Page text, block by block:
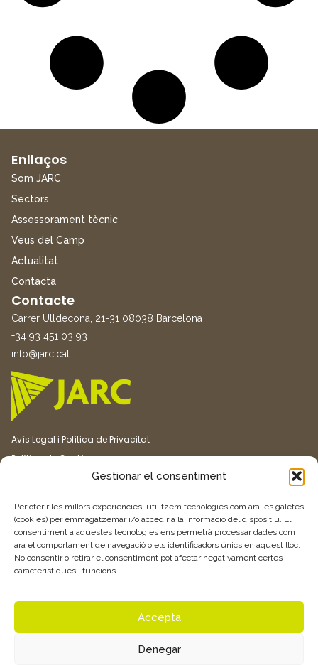
Gestionar el consentiment
Per oferir les millors experiències, utilitzem tecnologies com ara les galetes
(cookies) per emmagatzemar i/o accedir a la informació del dispositiu. El
consentiment a aquestes tecnologies ens permetrà processar dades com
ara el comportament de navegació o els identificadors únics en aquest lloc.
No consentir o retirar el consentiment pot afectar negativament certes
característiques i funcions.
Accepta
Denegar
Enllaços
Som JARC
Sectors
Assessorament tècnic
Veus del Camp
Actualitat
Contacta
Contacte
Carrer Ulldecona, 21-31 08038 Barcelona
+34 93 451 03 93
info@jarc.cat
Avís Legal i Política de Privacitat
Política de Cookies
Vull rebre més informació